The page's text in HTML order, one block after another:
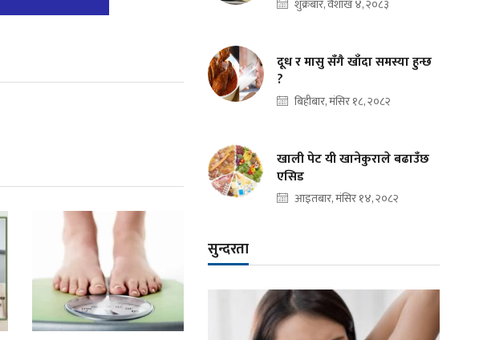
शुक्रबार, वैशाख ४, २०८३
दूध र मासु सँगै खाँदा समस्या हुन्छ
?
बिहीबार, मंसिर १८, २०८२
खाली पेट यी खानेकुराले बढाउँछ
एसिड
आइतबार, मंसिर १४, २०८२
सुन्दरता